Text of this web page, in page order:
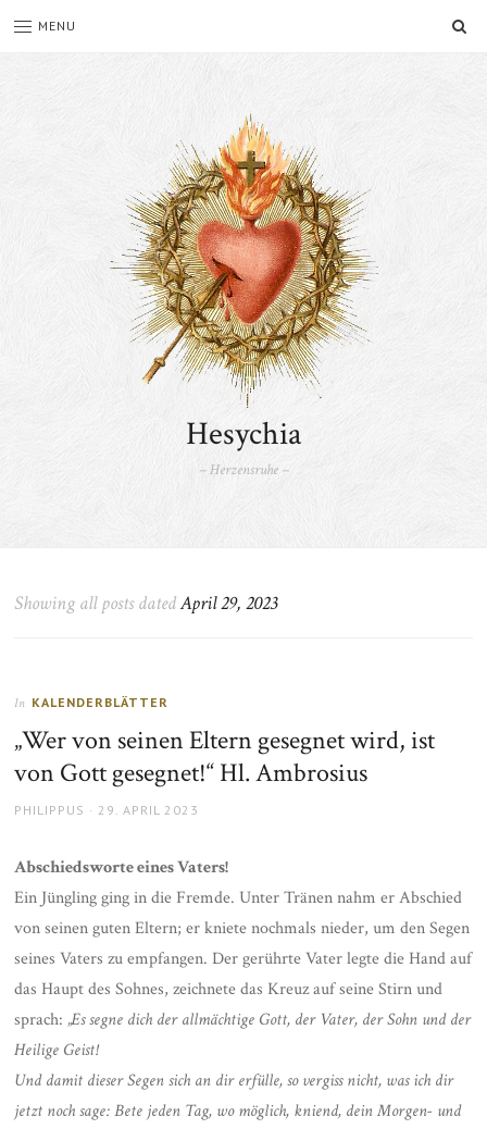
MENU
Hesychia
– Herzensruhe –
Showing all posts datedApril 29, 2023
In KALENDERBLÄTTER
„Wer von seinen Eltern gesegnet wird, ist
von Gott gesegnet!“ Hl. Ambrosius
AUTHOR
PHILIPPUS
POSTED
29. APRIL 2023
Abschiedsworte eines Vaters!
Ein Jüngling ging in die Fremde. Unter Tränen nahm er Abschied
von seinen guten Eltern; er kniete nochmals nieder, um den Segen
seines Vaters zu empfangen. Der gerührte Vater legte die Hand auf
das Haupt des Sohnes, zeichnete das Kreuz auf seine Stirn und
sprach:„Es segne dich der allmächtige Gott, der Vater, der Sohn und der
Heilige Geist!
Und damit dieser Segen sich an dir erfülle, so vergiss nicht, was ich dir
jetzt noch sage: Bete jeden Tag, wo möglich, kniend, dein Morgen- und